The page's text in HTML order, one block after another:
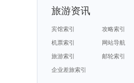
旅游资讯
宾馆索引
攻略索引
机票索引
网站导航
旅游索引
邮轮索引
企业差旅索引